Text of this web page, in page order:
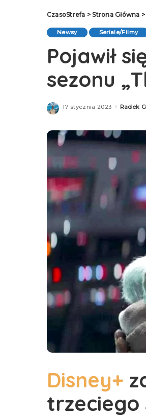
CzasoStrefa >Strona Główna
Newsy Seriale/Filmy
Pojawił
sezonu
17 stycznia 2023Posted
Radek
Disney+
trzeciego